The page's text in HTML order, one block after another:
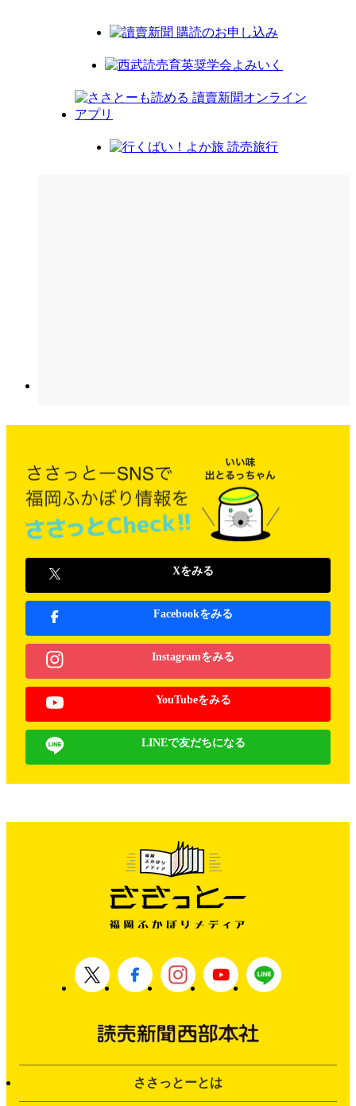
Xをみる
Facebookをみる
Instagramをみる
YouTubeをみる
LINEで友だちになる
ささっとーとは